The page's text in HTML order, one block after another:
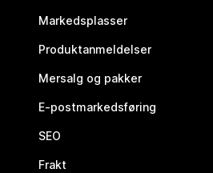
Markedsplasser
Produktanmeldelser
Mersalg og pakker
E-postmarkedsføring
SEO
Frakt